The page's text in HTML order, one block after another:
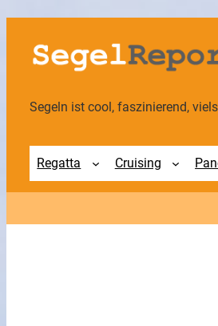
Zum
Inhalt
springen
Segeln ist cool, faszinierend,
Regatta Cruising